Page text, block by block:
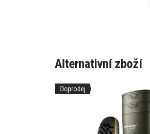
Alternativní zboží
Doprodej